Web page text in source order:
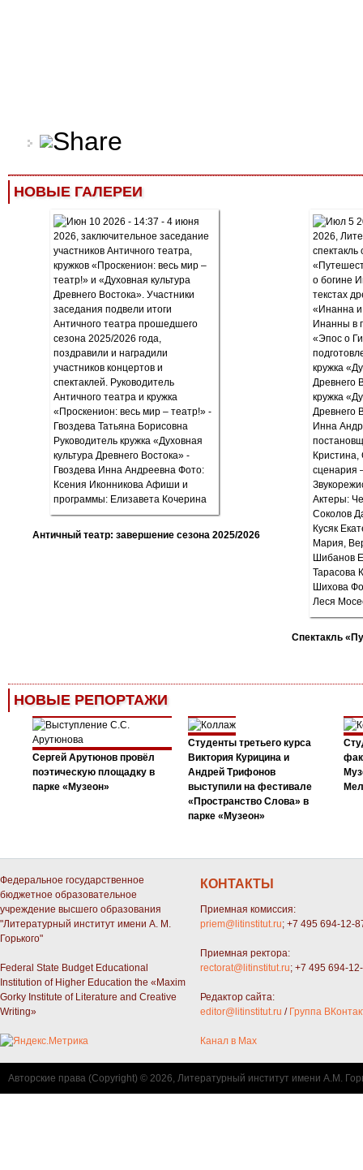
НОВЫЕ ГАЛЕРЕИ
Античный театр: завершение сезона 2025/2026
Спектакль
НОВЫЕ РЕПОРТАЖИ
Сергей Арутюнов провёл
поэтическую площадку в
парке «Музеон»
Студенты третьего курса
Виктория Курицина и
Андрей Трифонов
выступили на фестивале
«Пространство Слова» в
парке «Музеон»
Федеральное государственное
бюджетное образовательное
учреждение высшего образования
"Литературный институт имени А. М.
Горького"
Federal State Budget Educational
Institution of Higher Education the «Maxim
Gorky Institute of Literature and Creative
Writing»
КОНТАКТЫ
Приемная комиссия:
priem@litinstitut.ru; +7 495 694-12-
Приемная ректора:
rectorat@litinstitut.ru; +7 495 694-
Редактор сайта:
editor@litinstitut.ru / Группа
Канал в Max
Авторские права (Copyright) © 2026, Литературный институт имени А.М.